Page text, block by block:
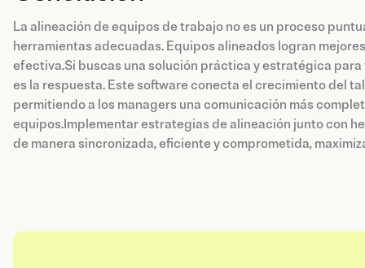
La alineación de equipos de trabajo no es un proceso
herramientas adecuadas. Equipos alineados logran
efectiva.Si buscas una solución práctica y estratégica
es la respuesta. Este software conecta el crecimiento del
permitiendo a los managers una comunicación más
equipos.Implementar estrategias de alineación junto con
de manera sincronizada, eficiente y comprometida,